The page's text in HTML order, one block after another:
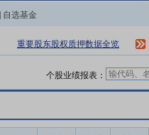
自选基金
重要股东股权质押数据全览
个股业绩报表：